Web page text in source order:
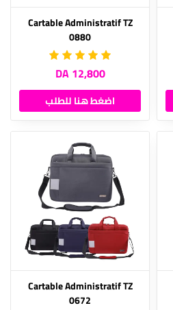
Cartable Administratif TZ
0880
12,800 DA
اضغط هنا للطلب
Cartable Administratif TZ
0672